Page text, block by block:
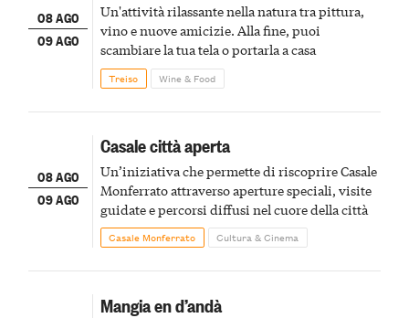
08 AGO
09 AGO
Un'attività rilassante nella natura tra pittura,
vino e nuove amicizie. Alla fine, puoi
scambiare la tua tela o portarla a casa
Treiso Wine & Food
08 AGO
09 AGO
Casale città aperta
Un’iniziativa che permette di riscoprire Casale
Monferrato attraverso aperture speciali, visite
guidate e percorsi diffusi nel cuore della città
Casale Monferrato Cultura & Cinema
Mangia en d’andà